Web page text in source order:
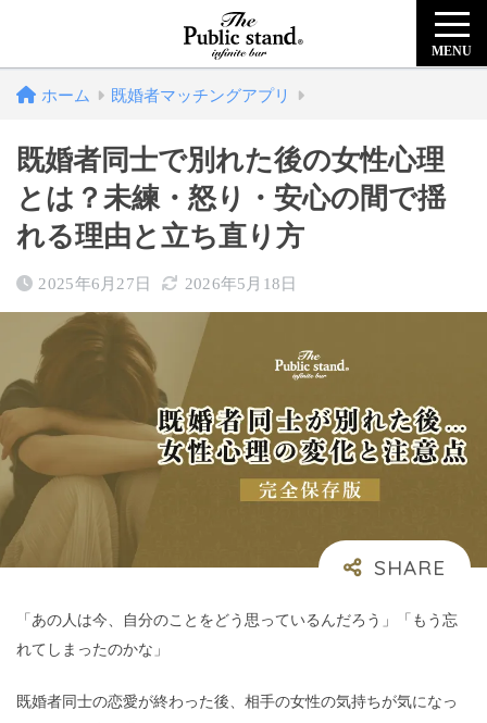
MENU
ホーム 既婚者マッチングアプリ
既婚者同士で別れた後の女性心理
とは？未練・怒り・安心の間で揺
れる理由と立ち直り方
2025年6月27日 2026年5月18日
「あの人は今、自分のことをどう思っているんだろう」「もう忘
れてしまったのかな」
既婚者同士の恋愛が終わった後、相手の女性の気持ちが気になっ